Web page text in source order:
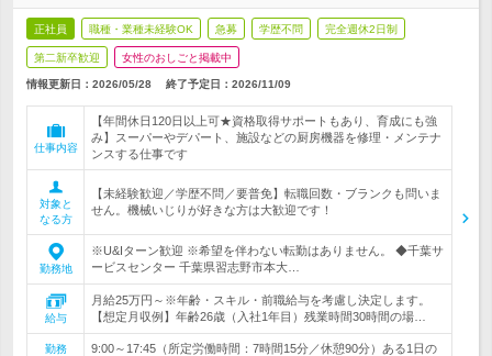
正社員 職種・業種未経験OK 急募 学歴不問 完全週休2日制
第二新卒歓迎 女性のおしごと掲載中
情報更新日：2026/05/28 終了予定日： 2026/11/09
仕事内容
【年間休日120日以上可★資格取得サポートもあり、育成にも強
み】スーパーやデパート、施設などの厨房機器を修理・メンテナ
ンスする仕事です
対象と
なる方
【未経験歓迎／学歴不問／要普免】転職回数・ブランクも問いま
せん。機械いじりが好きな方は大歓迎です！
勤務地
※U&Iターン歓迎 ※希望を伴わない転勤はありません。 ◆千葉サ
ービスセンター 千葉県習志野市本大…
給与
月給25万円～※年齢・スキル・前職給与を考慮し決定します。
【想定月収例】年齢26歳（入社1年目）残業時間30時間の場…
勤務
9:00～17:45（所定労働時間：7時間15分／休憩90分）ある1日の